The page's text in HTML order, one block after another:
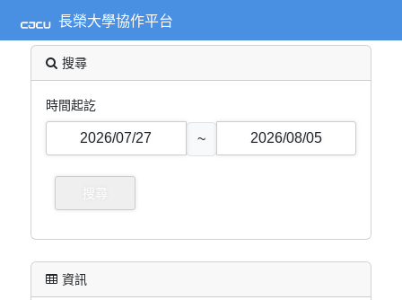
長榮大學協作平台
搜尋
時間起訖
~
資訊